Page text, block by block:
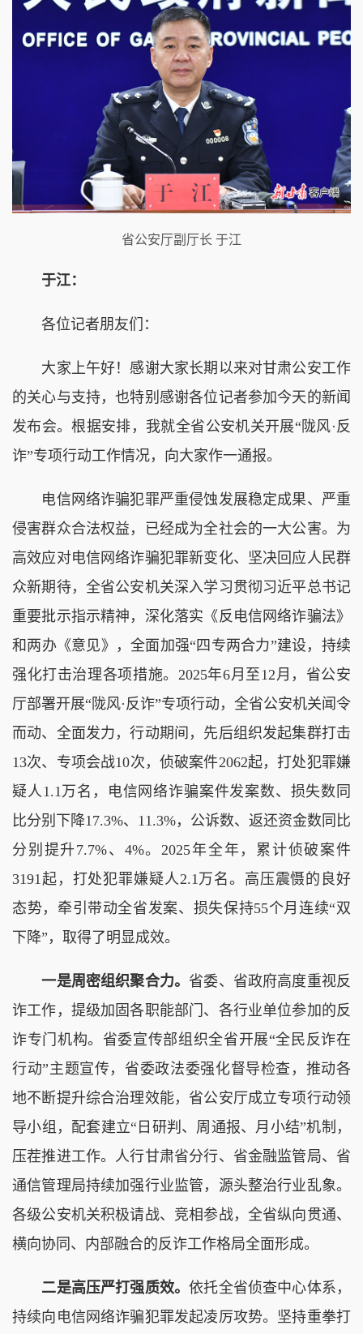
省公安厅副厅长 于江
于江：
各位记者朋友们：
大家上午好！感谢大家长期以来对甘肃公安工作
的关心与支持，也特别感谢各位记者参加今天的新闻
发布会。根据安排，我就全省公安机关开展“陇风·反
诈”专项行动工作情况，向大家作一通报。
电信网络诈骗犯罪严重侵蚀发展稳定成果、严重
侵害群众合法权益，已经成为全社会的一大公害。为
高效应对电信网络诈骗犯罪新变化、坚决回应人民群
众新期待，全省公安机关深入学习贯彻习近平总书记
重要批示指示精神，深化落实《反电信网络诈骗法》
和两办《意见》，全面加强“四专两合力”建设，持续
强化打击治理各项措施。2025年6月至12月，省公安
厅部署开展“陇风·反诈”专项行动，全省公安机关闻令
而动、全面发力，行动期间，先后组织发起集群打击
13次、专项会战10次，侦破案件2062起，打处犯罪嫌
疑人1.1万名，电信网络诈骗案件发案数、损失数同
比分别下降17.3%、11.3%，公诉数、返还资金数同比
分别提升7.7%、4%。2025年全年，累计侦破案件
3191起，打处犯罪嫌疑人2.1万名。高压震慑的良好
态势，牵引带动全省发案、损失保持55个月连续“双
下降”，取得了明显成效。
一是周密组织聚合力。省委、省政府高度重视反
诈工作，提级加固各职能部门、各行业单位参加的反
诈专门机构。省委宣传部组织全省开展“全民反诈在
行动”主题宣传，省委政法委强化督导检查，推动各
地不断提升综合治理效能，省公安厅成立专项行动领
导小组，配套建立“日研判、周通报、月小结”机制，
压茬推进工作。人行甘肃省分行、省金融监管局、省
通信管理局持续加强行业监管，源头整治行业乱象。
各级公安机关积极请战、竞相参战，全省纵向贯通、
横向协同、内部融合的反诈工作格局全面形成。
二是高压严打强质效。依托全省侦查中心体系，
持续向电信网络诈骗犯罪发起凌厉攻势。坚持重拳打